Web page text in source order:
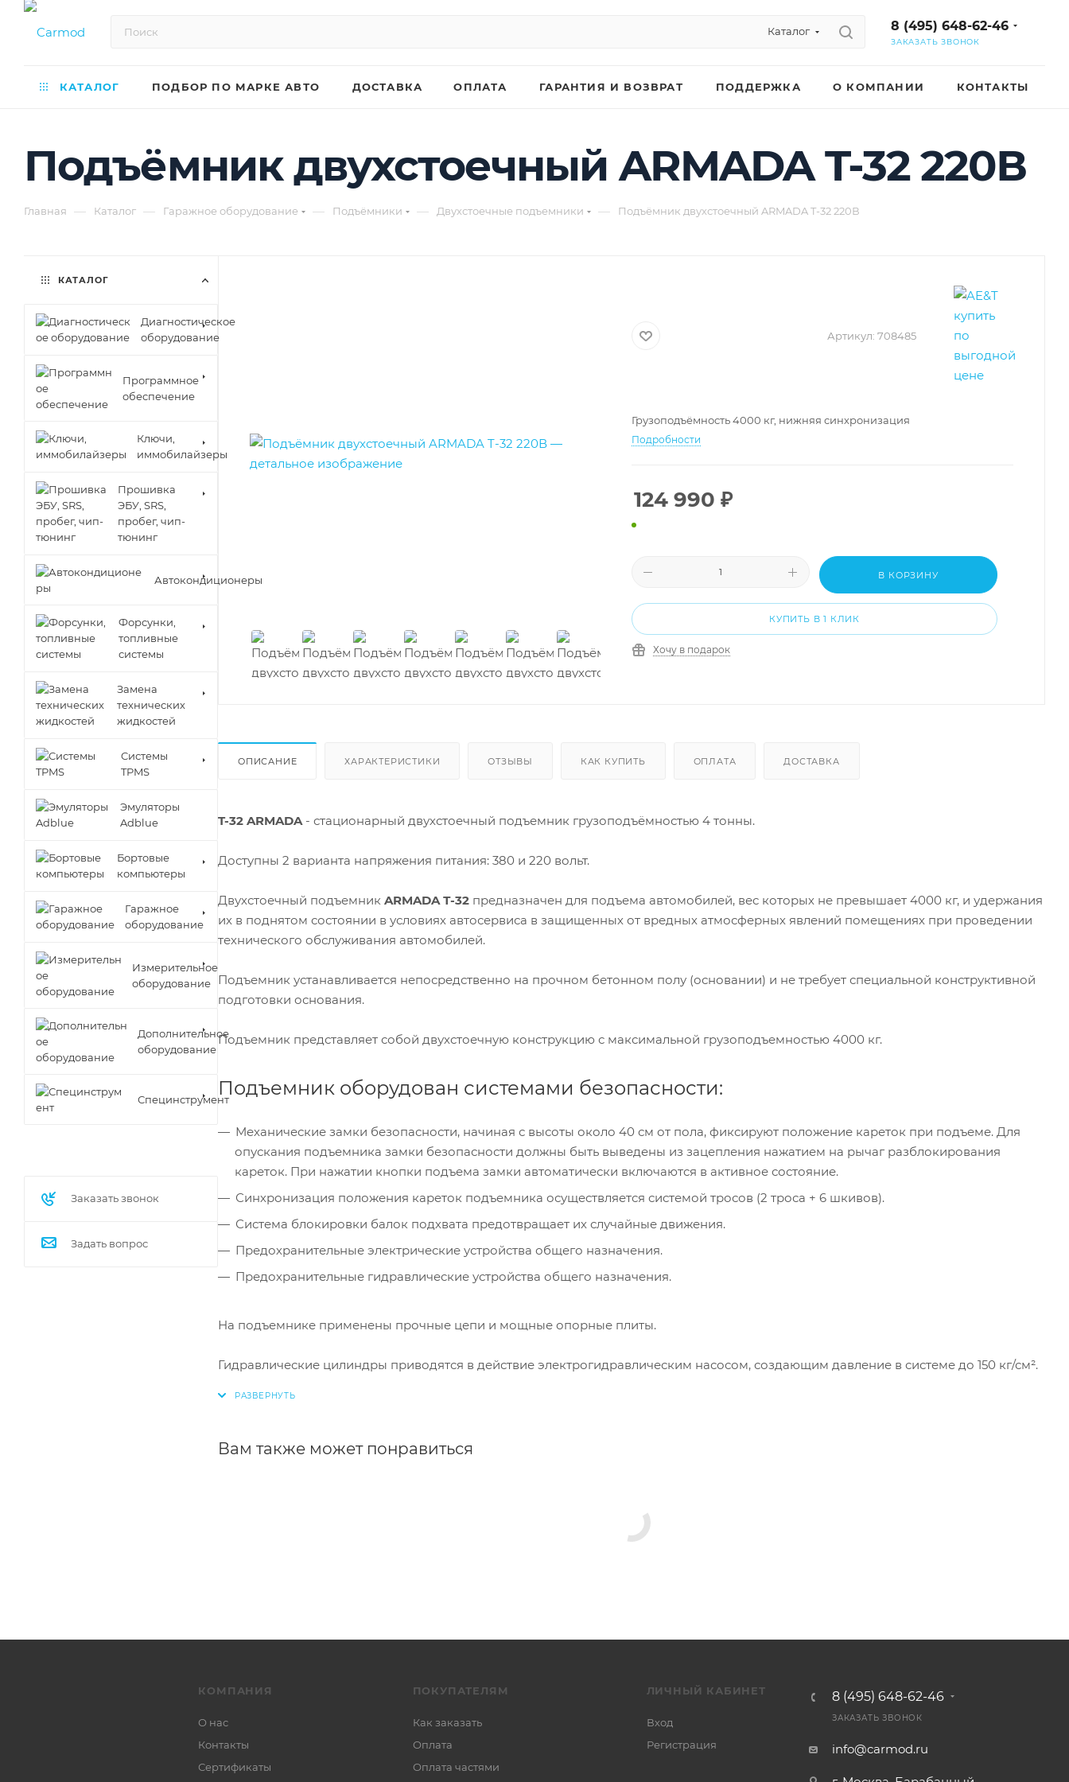
Каталог 8 (495) 648-62-46
ЗАКАЗАТЬ ЗВОНОК
КАТАЛОГ ПОДБОР ПО МАРКЕ АВТО ДОСТАВКА ОПЛАТА ГАРАНТИЯ И ВОЗВРАТ ПОДДЕРЖКА О КОМПАНИИ КОНТАКТЫ
Подъёмник двухстоечный ARMADA T-32 220В
Главная — Каталог — Гаражное оборудование — Подъёмники — Двухстоечные подъемники — Подъёмник двухстоечный ARMADA T-32 220В
Артикул: 708485
Грузоподъёмность 4000 кг, нижняя синхронизация
Подробности
124 990 ₽
В КОРЗИНУ
КУПИТЬ В 1 КЛИК
Хочу в подарок
ОПИСАНИЕ ХАРАКТЕРИСТИКИ ОТЗЫВЫ КАК КУПИТЬ ОПЛАТА ДОСТАВКА
T-32 ARMADA- стационарный двухстоечный подъемник грузоподъёмностью 4 тонны.
Доступны 2 варианта напряжения питания: 380 и 220 вольт.
Двухстоечный подъемник ARMADA Т-32 предназначен для подъема автомобилей, вес которых не превышает 4000 кг, и удержания
их в поднятом состоянии в условиях автосервиса в защищенных от вредных атмосферных явлений помещениях при проведении
технического обслуживания автомобилей.
Подъемник устанавливается непосредственно на прочном бетонном полу (основании) и не требует специальной конструктивной
подготовки основания.
Подъемник представляет собой двухстоечную конструкцию с максимальной грузоподъемностью 4000 кг.
Подъемник оборудован системами безопасности:
Механические замки безопасности, начиная с высоты около 40 см от пола, фиксируют положение кареток при подъеме. Для
опускания подъемника замки безопасности должны быть выведены из зацепления нажатием на рычаг разблокирования
кареток. При нажатии кнопки подъема замки автоматически включаются в активное состояние.
Синхронизация положения кареток подъемника осуществляется системой тросов (2 троса + 6 шкивов).
Система блокировки балок подхвата предотвращает их случайные движения.
Предохранительные электрические устройства общего назначения.
Предохранительные гидравлические устройства общего назначения.
На подъемнике применены прочные цепи и мощные опорные плиты.
Гидравлические цилиндры приводятся в действие электрогидравлическим насосом, создающим давление в системе до 150 кг/см².
Вам также может понравиться
КАТАЛОГ
Диагностическое
оборудование
Программное
обеспечение
Ключи,
иммобилайзеры
Прошивка
ЭБУ, SRS,
пробег, чип-
тюнинг
Автокондиционеры
Форсунки,
топливные
системы
Замена
технических
жидкостей
Cистемы
TPMS
Эмуляторы
Adblue
Бортовые
компьютеры
Гаражное
оборудование
Измерительное
оборудование
Дополнительное
оборудование
Специнструмент
Заказать звонок
Задать вопрос
КОМПАНИЯ
О нас
Контакты
Сертификаты
ПОКУПАТЕЛЯМ
Как заказать
Оплата
Оплата частями
ЛИЧНЫЙ КАБИНЕТ
Вход
Регистрация
8 (495) 648-62-46
ЗАКАЗАТЬ ЗВОНОК
info@carmod.ru